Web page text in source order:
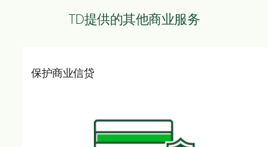
TD提供的其他商业服务
保护商业信贷